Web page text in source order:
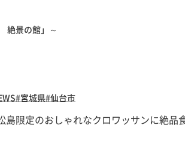
絶景の館」～
#宮城県#仙台市
限定のおしゃれなクロワッサンに絶品